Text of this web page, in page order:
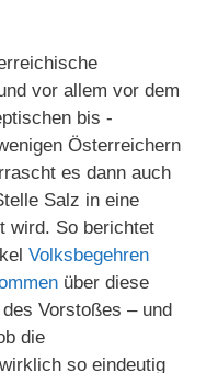
vor allem vor dem
bis -
Österreichern
es dann auch
Salz in eine
wird. So berichtet
Volksbegehren
über diese
Vorstoßes – und
die
so eindeutig